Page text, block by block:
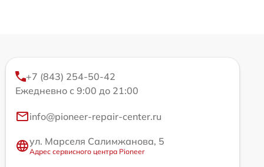
+7 (843) 254-50-42
Ежедневно с 9:00 до 21:00
info@pioneer-repair-center.ru
ул. Марселя Салимжанова, 5
Адрес сервисного центра Pioneer